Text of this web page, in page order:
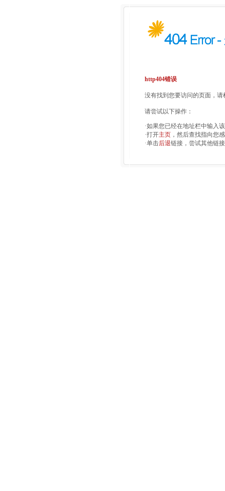
http404错误
没有找到您要访问的页面，
请尝试以下操作：
·如果您已经在地址栏中输入
·打开主页 ，然后查找指向您
·单击后退链接，尝试其他链